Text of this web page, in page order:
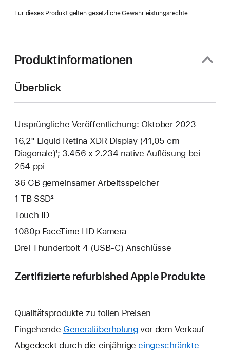
Fenster)
Für dieses Produkt gelten gesetzliche Gewährleistungsrechte
Produktinformationen
Überblick
Ursprüngliche Veröffentlichung: Oktober 2023
16,2" Liquid Retina XDR Display (41,05 cm
Diagonale)¹; 3.456 x 2.234 native Auflösung bei
254 ppi
36 GB gemeinsamer Arbeits­speicher
1 TB SSD²
Touch ID
1080p FaceTime HD Kamera
Drei Thunderbolt 4 (USB‑C) Anschlüsse
Zertifizierte refurbished Apple Produkte
Qualitätsprodukte zu tollen Preisen
Eingehende Generalüberholung vor dem Verkauf
Abgedeckt durch die einjährige eingeschränkte